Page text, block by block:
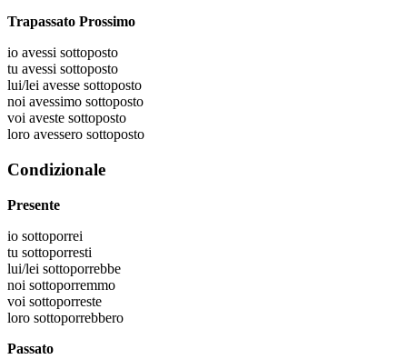
Trapassato Prossimo
io avessi sottoposto
tu avessi sottoposto
lui/lei avesse sottoposto
noi avessimo sottoposto
voi aveste sottoposto
loro avessero sottoposto
Condizionale
Presente
io sottoporrei
tu sottoporresti
lui/lei sottoporrebbe
noi sottoporremmo
voi sottoporreste
loro sottoporrebbero
Passato